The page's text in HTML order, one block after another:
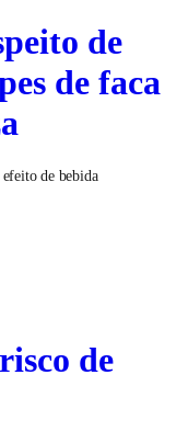
de
de faca
de bebida
de